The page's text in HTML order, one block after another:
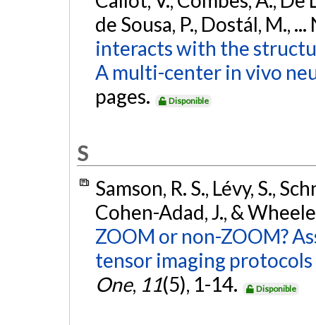
de Sousa, P., Dostál, M.,
interacts with the
A multi-center in vivo
pages.
Disponible
S
Samson, R. S., Lévy, S.,
Cohen-Adad, J., &
ZOOM or non-ZOOM?
tensor imaging
One, 11(5), 1-14. Disponible